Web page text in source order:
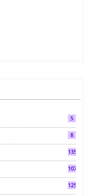
5
8
135
107
125